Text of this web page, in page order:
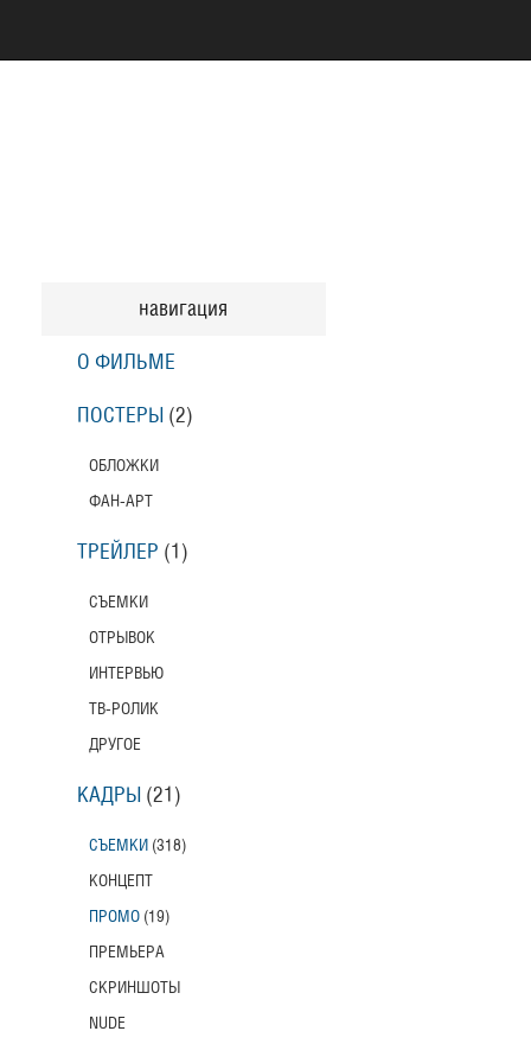
навигация
О ФИЛЬМЕ
ПОСТЕРЫ (2)
ОБЛОЖКИ
ФАН-АРТ
ТРЕЙЛЕР (1)
СЪЕМКИ
ОТРЫВОК
ИНТЕРВЬЮ
ТВ-РОЛИК
ДРУГОЕ
КАДРЫ (21)
СЪЕМКИ (318)
КОНЦЕПТ
ПРОМО (19)
ПРЕМЬЕРА
СКРИНШОТЫ
NUDE